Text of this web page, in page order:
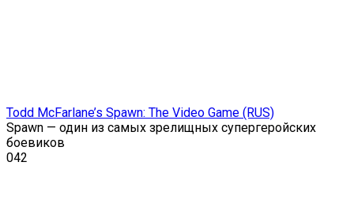
Todd McFarlane’s Spawn: The Video Game (RUS)
Spawn — один из самых зрелищных супергеройских
боевиков
042